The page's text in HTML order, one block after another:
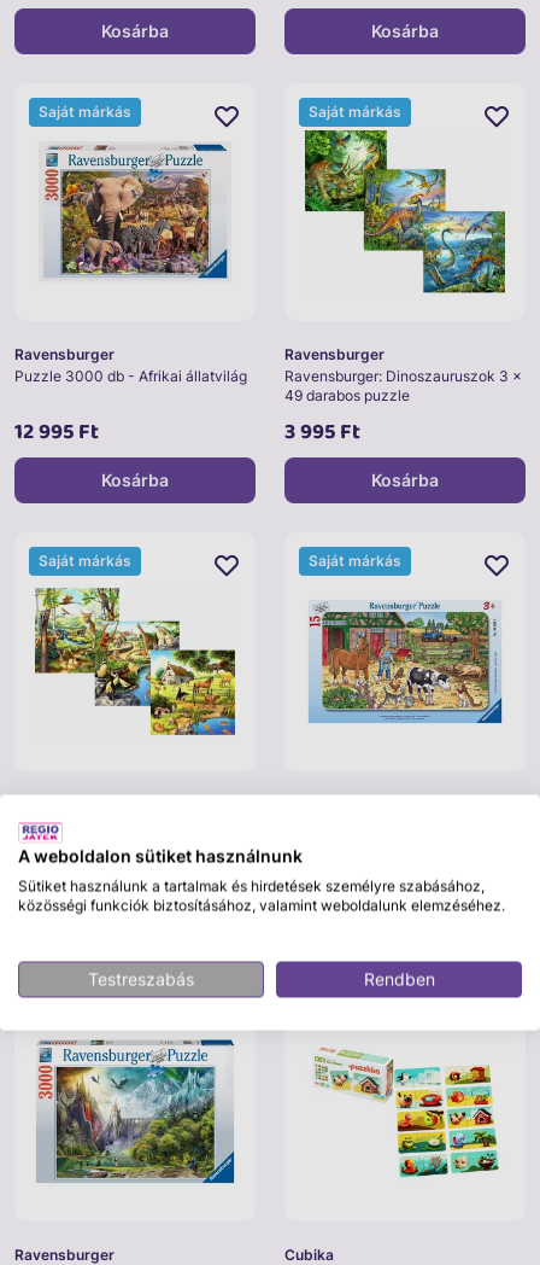
Kosárba Kosárba
Ravensburger
Puzzle 3000 db - Afrikai állatvilág
12 995 Ft
Saját márkás
Kosárba
Ravensburger
Ravensburger: Dinoszauruszok 3 x
49 darabos puzzle
3 995 Ft
Saját márkás
Kosárba
Ravensburger: Állatok 3 x 49
darabos puzzle
3 995 Ft
Saját márkás
darabos puzzle
2 495 Ft
Saját márkás
Ravensburger
Cubika
A weboldalon sütiket használnunk
Sütiket használunk a tartalmak és hirdetések személyre szabásához,
közösségi funkciók biztosításához, valamint weboldalunk elemzéséhez.
Testreszabás Rendben